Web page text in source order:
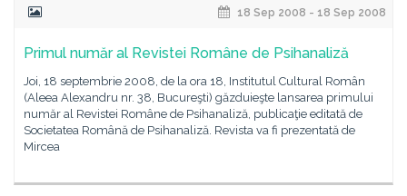
18 Sep 2008 - 18 Sep 2008
Primul număr al Revistei Române de Psihanaliză
Joi, 18 septembrie 2008, de la ora 18, Institutul Cultural Român
(Aleea Alexandru nr. 38, Bucureşti) găzduieşte lansarea primului
număr al Revistei Române de Psihanaliză, publicaţie editată de
Societatea Română de Psihanaliză. Revista va fi prezentată de
Mircea